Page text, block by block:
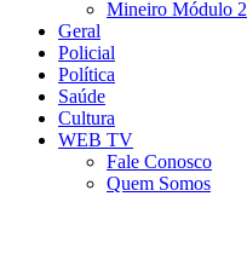
Mineiro Módulo 2
Geral
Policial
Política
Saúde
Cultura
WEB TV
Fale Conosco
Quem Somos